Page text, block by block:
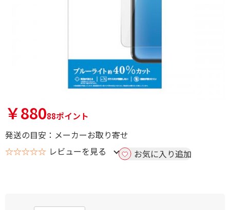
￥88088ポイント
発送の目安：メーカーお取り寄せ
☆☆☆☆☆ レビューを見る お気に入り追加